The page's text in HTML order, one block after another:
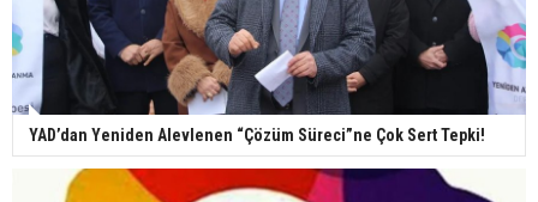
YAD’dan Yeniden Alevlenen “Çözüm Süreci”ne Çok Sert Tepki!